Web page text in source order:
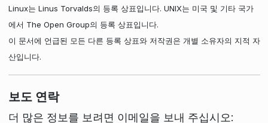
Linux는 Linus Torvalds의 등록 상표입니다. UNIX는 미국 및 기타 국가
에서 The Open Group의 등록 상표입니다.
이 문서에 언급된 모든 다른 등록 상표와 저작권은 개별 소유자의 지적 자
산입니다.
보도 연락
더 많은 정보를 보려면 이메일을 보내 주십시오: